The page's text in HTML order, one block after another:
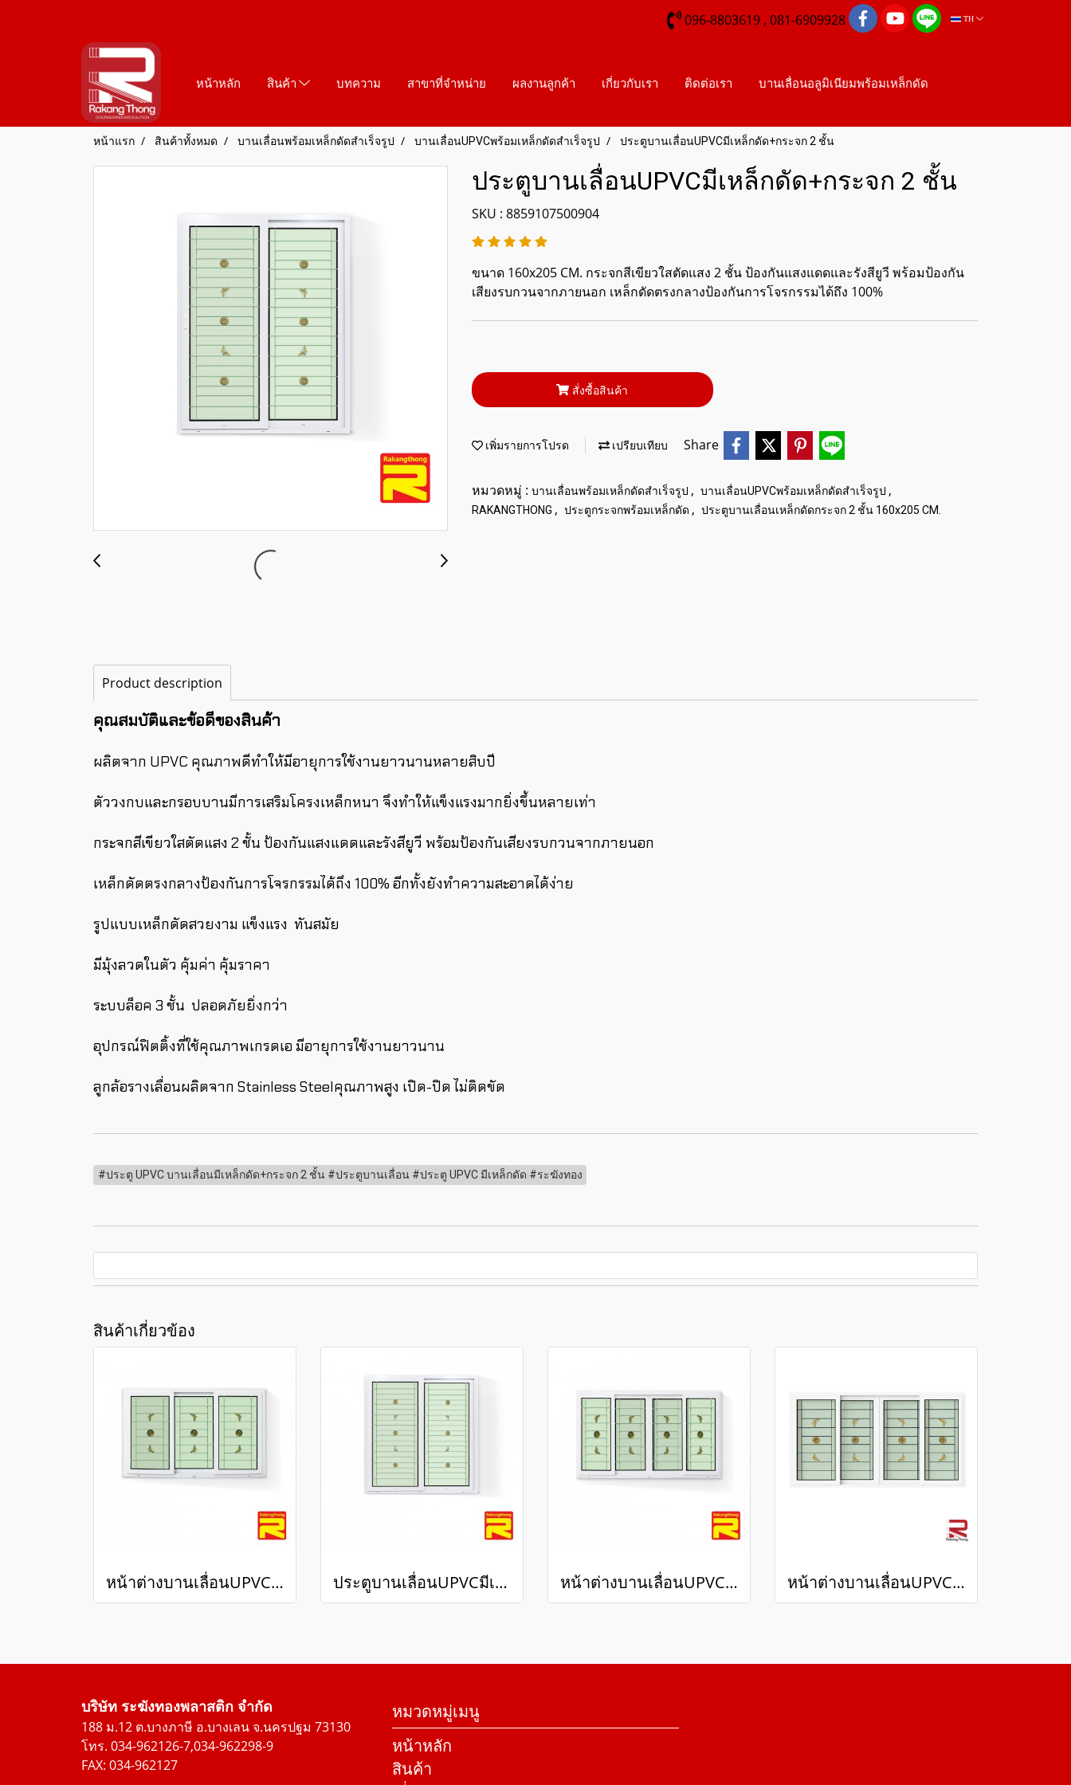
096-8803619 , 081-6909928 TH
หน้าหลัก สินค้า บทความ สาขาที่จำหน่าย ผลงานลูกค้า เกี่ยวกับเรา ติดต่อเรา บานเลื่อนอลูมิเนียมพร้อมเหล็กดัด
หน้าแรก สินค้าทั้งหมด บานเลื่อนพร้อมเหล็กดัดสำเร็จรูป บานเลื่อนUPVCพร้อมเหล็กดัดสำเร็จรูป ประตูบานเลื่อนUPVCมีเหล็กดัด+กระจก 2 ชั้น
ประตูบานเลื่อนUPVCมีเหล็กดัด+กระจก 2 ชั้น
SKU : 8859107500904
ขนาด 160x205 CM. กระจกสีเขียวใสตัดแสง 2 ชั้น ป้องกันแสงแดดและรังสียูวี พร้อมป้องกัน
เสียงรบกวนจากภายนอก เหล็กดัดตรงกลางป้องกันการโจรกรรมได้ถึง 100%
สั่งซื้อสินค้า
เพิ่มรายการโปรด เปรียบเทียบ Share
หมวดหมู่ : บานเลื่อนพร้อมเหล็กดัดสำเร็จรูป , บานเลื่อนUPVCพร้อมเหล็กดัดสำเร็จรูป ,
RAKANGTHONG , ประตูกระจกพร้อมเหล็กดัด , ประตูบานเลื่อนเหล็กดัดกระจก 2 ชั้น 160x205 CM.
Product description
คุณสมบัติและข้อดีของสินค้า
ผลิตจาก UPVC คุณภาพดีทำให้มีอายุการใช้งานยาวนานหลายสิบปี
ตัววงกบและกรอบบานมีการเสริมโครงเหล็กหนา จึงทำให้แข็งแรงมากยิ่งขึ้นหลายเท่า
กระจกสีเขียวใสตัดแสง 2 ชั้น ป้องกันแสงแดดและรังสียูวี พร้อมป้องกันเสียงรบกวนจากภายนอก
เหล็กดัดตรงกลางป้องกันการโจรกรรมได้ถึง 100% อีกทั้งยังทำความสะอาดได้ง่าย
รูปแบบเหล็กดัดสวยงาม แข็งแรง ทันสมัย
มีมุ้งลวดในตัว คุ้มค่า คุ้มราคา
ระบบล็อค 3 ชั้น ปลอดภัยยิ่งกว่า
อุปกรณ์ฟิตติ้งที่ใช้คุณภาพเกรดเอ มีอายุการใช้งานยาวนาน
ลูกล้อรางเลื่อนผลิตจาก Stainless Steelคุณภาพสูง เปิด-ปิด ไม่ติดขัด
#ประตู UPVC บานเลื่อนมีเหล็กดัด+กระจก 2 ชั้น #ประตูบานเลื่อน #ประตู UPVC มีเหล็กดัด #ระฆังทอง
สินค้าเกี่ยวข้อง
หน้าต่างบานเลื่อนUPVC 3 ช่องมีเหล็กดัด+กระจก 2 ชั้น ประตูบานเลื่อนUPVCมีเหล็กดัด+กระจก 2 ชั้น หน้าต่างบานเลื่อนUPVC 4 ช่องมีเหล็กดัด+กระจก 2 ชั้น หน้าต่างบานเลื่อนUPVC 4 ช่องมีเหล็กดัด+กระจก 2 ชั้น
บริษัท ระฆังทองพลาสติก จำกัด
188 ม.12 ต.บางภาษี อ.บางเลน จ.นครปฐม 73130
โทร. 034-962126-7,034-962298-9
FAX: 034-962127
หมวดหมู่เมนู
หน้าหลัก
สินค้า